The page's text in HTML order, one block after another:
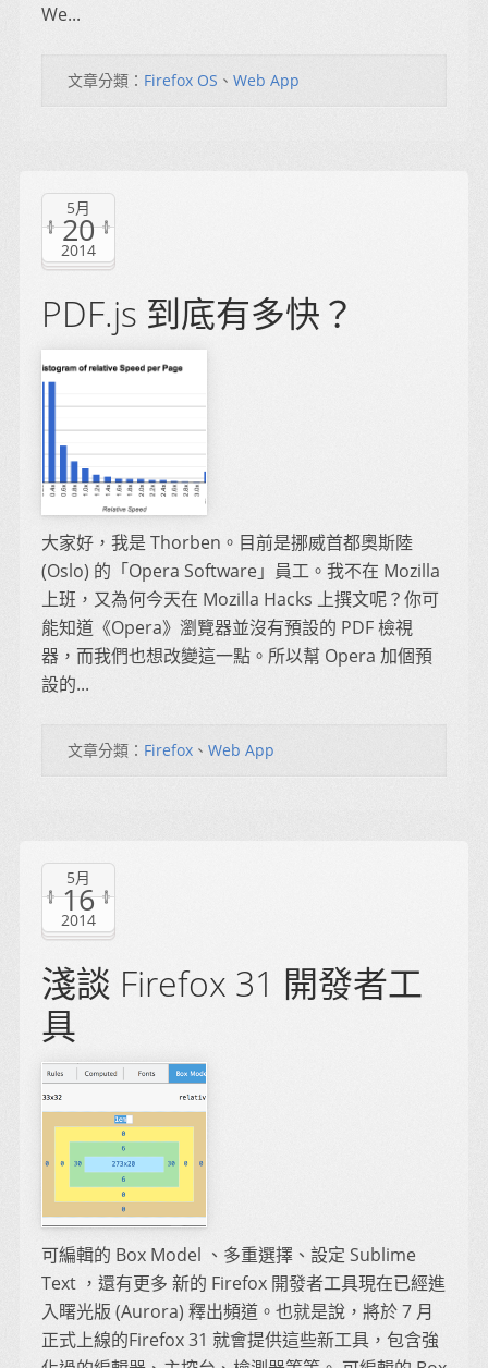
We...
文章分類： Firefox OS 、 Web App
5月
20
2014
PDF.js 到底有多快？
大家好，我是 Thorben。目前是挪威首都奧斯陸
(Oslo) 的「Opera Software」員工。我不在 Mozilla
上班，又為何今天在 Mozilla Hacks 上撰文呢？你可
能知道《Opera》瀏覽器並沒有預設的 PDF 檢視
器，而我們也想改變這一點。所以幫 Opera 加個預
設的...
文章分類： Firefox 、 Web App
5月
16
2014
淺談 Firefox 31 開發者工
具
可編輯的 Box Model 、多重選擇、設定 Sublime
Text ，還有更多 新的 Firefox 開發者工具現在已經進
入曙光版 (Aurora) 釋出頻道。也就是說，將於 7 月
正式上線的Firefox 31 就會提供這些新工具，包含強